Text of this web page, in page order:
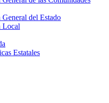
del Estado
Local
Estatales